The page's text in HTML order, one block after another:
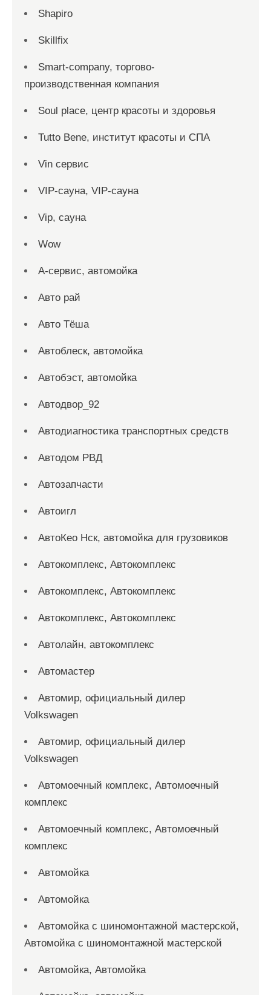
Shapiro
Skillfix
Smart-company, торгово-
производственная компания
Soul place, центр красоты и здоровья
Tutto Bene, институт красоты и СПА
Vin сервис
VIP-сауна, VIP-сауна
Vip, сауна
Wow
А-сервис, автомойка
Авто рай
Авто Тёша
Автоблеск, автомойка
Автобэст, автомойка
Автодвор_92
Автодиагностика транспортных средств
Автодом РВД
Автозапчасти
Автоигл
АвтоКео Нск, автомойка для грузовиков
Автокомплекс, Автокомплекс
Автокомплекс, Автокомплекс
Автокомплекс, Автокомплекс
Автолайн, автокомплекс
Автомастер
Автомир, официальный дилер
Volkswagen
Автомир, официальный дилер
Volkswagen
Автомоечный комплекс, Автомоечный
комплекс
Автомоечный комплекс, Автомоечный
комплекс
Автомойка
Автомойка
Автомойка с шиномонтажной мастерской,
Автомойка с шиномонтажной мастерской
Автомойка, Автомойка